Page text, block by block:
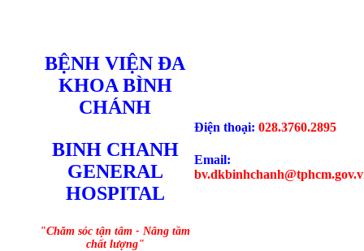
BỆNH VIỆN ĐA
KHOA BÌNH
CHÁNH
BINH CHANH
GENERAL
HOSPITAL
"Chăm sóc tận tâm - Nâng tầm
chất lượng"
Điện thoại: 028.3760.2895
Email: